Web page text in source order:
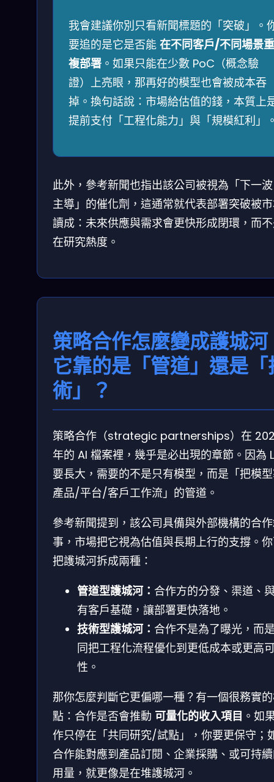
我會建議你別只看新聞標題的「突破」。
要追的是它是否能 在不同客戶/不同場景重
複部署 。如果只能在少數 PoC（概念驗
證）上亮眼，那再好的模型也會被成本吞
掉。換句話說：市場給估值的錢，本質上
提前支付「工程化能力」與「規模紅利」
此外，參考新聞也指出該公司被視為「下一
主導」的催化劑，這通常就代表部署突破被
讀成：未來供應與需求會更快形成閉環，而
在研究熱度。
策略合作怎麼變成護城河
它靠的是「管道」還是「
術」？
策略合作（strategic partnerships）在
年的 AI 檔案裡，幾乎是必出現的章節。因為
要長大，需要的不是只有模型，而是「把模
產品/平台/客戶工作流」的管道。
參考新聞提到，該公司具備與外部機構的合
事，市場把它視為估值與長期上行的支撐。
把護城河拆成兩種：
管道型護城河： 合作方的分發、渠道、
有客戶基礎，讓部署更快落地。
技術型護城河： 合作不是為了曝光，而
同把工程化流程優化到更低成本或更高
性。
那你怎麼判斷它更偏哪一種？有一個很務實
點：合作是否會推動 可量化的收入項目 。如
作只停在「共同研究/試點」，你要更保守；
合作能對應到產品訂閱、企業採購、或可持
用量，就更像是在堆護城河。